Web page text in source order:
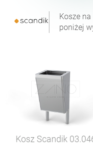
Kosze
poniżej
Kosz Scandik